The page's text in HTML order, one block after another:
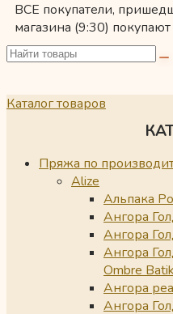
ВСЕ покупатели,
магазина (9:30)
Каталог товаров
Пряжа по
Alize
Альпака
Ангора
Ангора
Ангора
Ombre Batik
Ангора
Ангора